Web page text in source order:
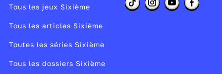
Tous les jeux Sixième
Tous les articles Sixième
Toutes les séries Sixième
Tous les dossiers Sixième